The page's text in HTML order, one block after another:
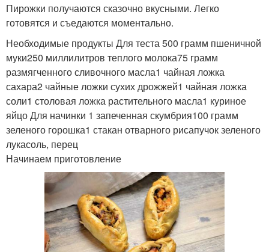
Пирожки получаются сказочно вкусными. Легко
готовятся и съедаются моментально.
Необходимые продукты Для теста 500 грамм пшеничной
муки250 миллилитров теплого молока75 грамм
размягченного сливочного масла1 чайная ложка
сахара2 чайные ложки сухих дрожжей1 чайная ложка
соли1 столовая ложка растительного масла1 куриное
яйцо Для начинки 1 запеченная скумбрия100 грамм
зеленого горошка1 стакан отварного рисапучок зеленого
лукасоль, перец
Начинаем приготовление